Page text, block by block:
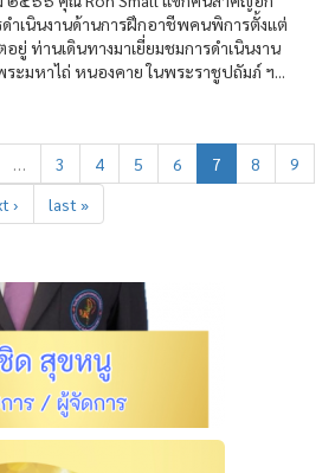
เนินงานด้านการฝึกอาชีพคนพิการตั้งแต่
ยู่ ท่านเดินทางมาเยี่ยมชมการดำเนินงาน
ระมหาไถ่ หนองคาย ในพระราชูปถัมภ์ ฯ...
… 3 4 5 6 7 8
9
› last »